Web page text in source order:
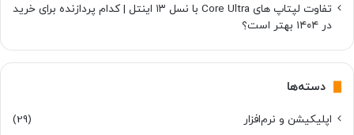
تفاوت لپتاپ های Core Ultra با نسل ۱۳ اینتل | کدام پردازنده برای خرید
در ۱۴۰۴ بهتر است؟
دسته‌ها
اپلیکیشن و نرم‌افزار
(29)